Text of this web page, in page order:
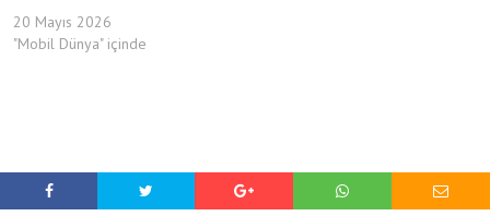
20 Mayıs 2026
"Mobil Dünya" içinde